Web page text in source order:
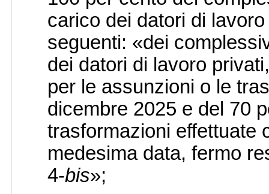
carico dei datori di
seguenti: «dei
dei datori di lavoro
per le assunzioni o le
dicembre 2025 e del 70
trasformazioni effettuate
medesima data, fermo
4-bis»;